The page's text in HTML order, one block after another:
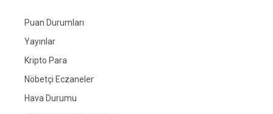
Puan Durumları
Yayınlar
Kripto Para
Nöbetçi Eczaneler
Hava Durumu